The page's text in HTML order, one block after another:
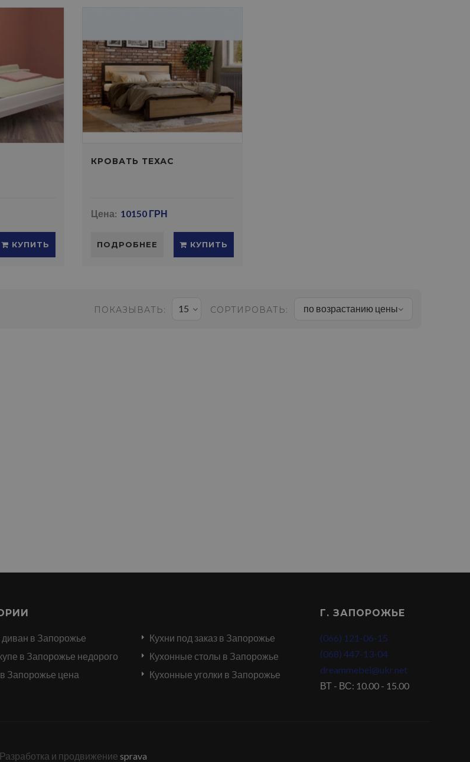
КУПИТЬ
КРОВАТЬ ТЕХАС
Цена: 10150 ГРН
ПОДРОБНЕЕ КУПИТЬ
ПОКАЗЫВАТЬ: 15 СОРТИРОВАТЬ: по возрастанию цены
диван в Запорожье
в Запорожье недорого
Запорожье цена
Кухни под заказ в Запорожье
Кухонные столы в Запорожье
Кухонные уголки в Запорожье
Г. ЗАПОРОЖЬЕ
(066) 121-06-15
(068) 447-13-04
dreammebel@ukr.net
ВТ - ВС: 10.00 - 15.00
Разработка и продвижение sprava